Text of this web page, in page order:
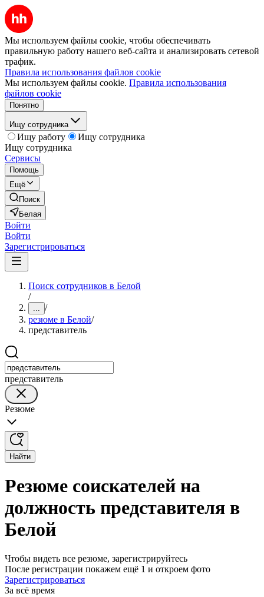
Мы используем файлы cookie, чтобы обеспечивать
правильную работу нашего веб-сайта и анализировать сетевой
трафик.
Правила использования файлов cookie
Мы используем файлы cookie. Правила использования
файлов cookie
Понятно
Ищу сотрудника
Ищу работу
Ищу сотрудника
Ищу сотрудника
Сервисы
Помощь
Ещё
Поиск
Белая
Войти
Войти
Зарегистрироваться
Поиск сотрудников в Белой
/
... /
резюме в Белой/
представитель
представитель
Резюме
Найти
Резюме соискателей на
должность представителя в
Белой
Чтобы видеть все резюме, зарегистрируйтесь
После регистрации покажем ещё 1 и откроем фото
Зарегистрироваться
За всё время